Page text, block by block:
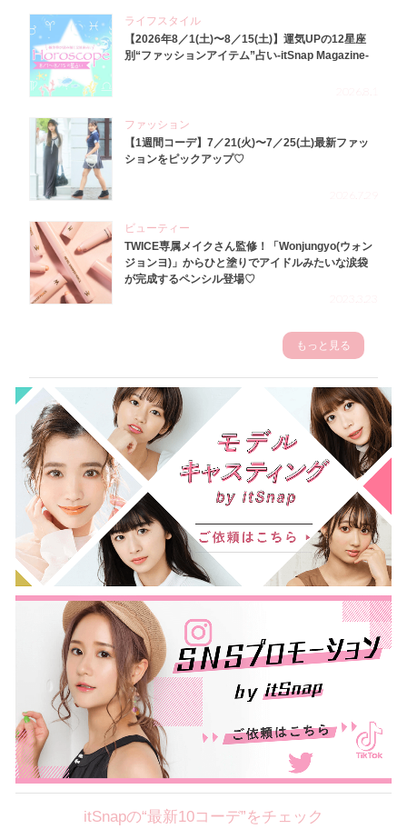
ライフスタイル
【2026年8／1(土)〜8／15(土)】運気UPの12星座
別“ファッションアイテム”占い-itSnap Magazine-
ファッション
【1週間コーデ】7／21(火)〜7／25(土)最新ファッ
ションをピックアップ♡
ビューティー
TWICE専属メイクさん監修！「Wonjungyo(ウォン
ジョンヨ)」からひと塗りでアイドルみたいな涙袋
が完成するペンシル登場♡
もっと見る
itSnapの“最新10コーデ”をチェック